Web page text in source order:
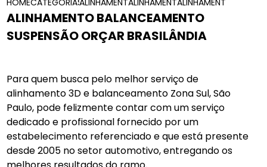
HOMECATEGORIASALINHAMENTO E BALANCEAMENTOS
ALINHAMENTO E BALANCEAMENTO
ALINHAMENTO
ALINHAMENTO BALANCEAMENTO
SUSPENSÃO ORÇAR BRASILÂNDIA
Para quem busca pelo melhor serviço de
alinhamento 3D e balanceamento Zona Sul, São
Paulo, pode felizmente contar com um serviço
dedicado e profissional fornecido por um
estabelecimento referenciado e que está presente
desde 2005 no setor automotivo, entregando os